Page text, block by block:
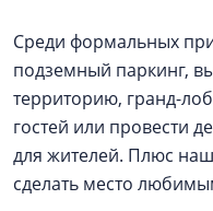
Среди формальных
подземный паркинг,
территорию, гранд-
гостей или провести
для жителей. Плюс
сделать место